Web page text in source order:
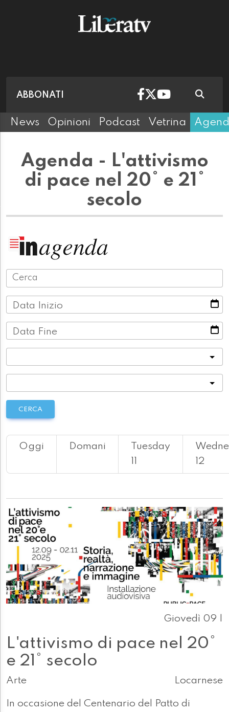
ABBONATI
News Opinioni Podcast Vetrina
Agenda - L'attivismo
di pace nel 20° e 21°
secolo
Data Inizio
Data Fine
CERCA
Oggi Domani
Tuesday
11
12
Giovedì 09 |
L'attivismo di pace nel 20°
e 21° secolo
Arte Locarnese
In occasione del Centenario del Patto di